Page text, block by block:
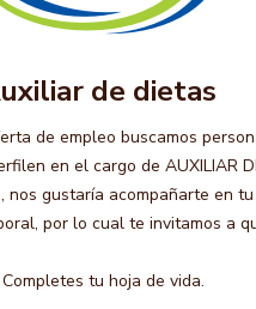
de dietas
de empleo buscamos
en el cargo de AUXILIAR
nos gustaría acompañarte en tu
por lo cual te invitamos a
tu hoja de vida.